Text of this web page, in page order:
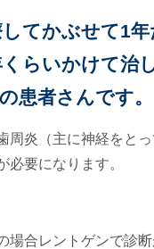
してかぶせて1
らいかけて治
患者さんです。
周炎（主に神経をと
要になります。
合レントゲンで診